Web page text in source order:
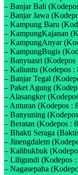
– Banjar Bali
– Banjar Jawa
– Kampung Baru
– KampungKajanan
– KampungAnyar
– KampungBugis
– Banyuasri (Kodepos
– Kaliuntu (Kodepos :
– Banjar Tegal
– Paket Agung
– Alasangker
– Anturan (Kodepos :
– Banyuning
– Beratan (Kodepos :
– Bhakti Seraga
– Jinengdalem
– Kalibukbuk
– Liligundi (Kodepos :
– Nagasepaha